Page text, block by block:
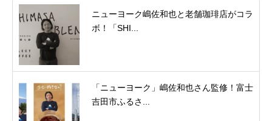
ニューヨーク嶋佐和也と老舗珈琲店がコラ
ボ！「SHI...
「ニューヨーク」嶋佐和也さん監修！富士
吉田市ふるさ...